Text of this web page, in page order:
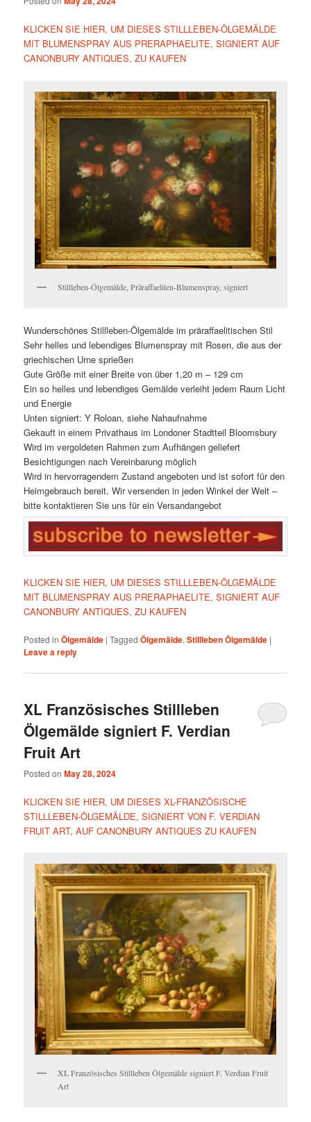
KLICKEN SIE HIER, UM DIESES STILLLEBEN-ÖLGEMÄLDE
MIT BLUMENSPRAY AUS PRERAPHAELITE, SIGNIERT AUF
CANONBURY ANTIQUES, ZU KAUFEN
Stillleben-Ölgemälde, Präraffaeliten-Blumenspray, signiert
Wunderschönes Stillleben-Ölgemälde im präraffaelitischen Stil
Sehr helles und lebendiges Blumenspray mit Rosen, die aus der
griechischen Urne sprießen
Gute Größe mit einer Breite von über 1,20 m – 129 cm
Ein so helles und lebendiges Gemälde verleiht jedem Raum Licht
und Energie
Unten signiert: Y Roloan, siehe Nahaufnahme
Gekauft in einem Privathaus im Londoner Stadtteil Bloomsbury
Wird im vergoldeten Rahmen zum Aufhängen geliefert
Besichtigungen nach Vereinbarung möglich
Wird in hervorragendem Zustand angeboten und ist sofort für den
Heimgebrauch bereit. Wir versenden in jeden Winkel der Welt –
bitte kontaktieren Sie uns für ein Versandangebot
KLICKEN SIE HIER, UM DIESES STILLLEBEN-ÖLGEMÄLDE
MIT BLUMENSPRAY AUS PRERAPHAELITE, SIGNIERT AUF
CANONBURY ANTIQUES, ZU KAUFEN
Posted in Ölgemälde |Tagged Ölgemälde,Stillleben Ölgemälde |
Leave a reply
XL Französisches Stillleben
Ölgemälde signiert F. Verdian
Fruit Art
Posted onMay 28, 2024
KLICKEN SIE HIER, UM DIESES XL-FRANZÖSISCHE
STILLLEBEN-ÖLGEMÄLDE, SIGNIERT VON F. VERDIAN
FRUIT ART, AUF CANONBURY ANTIQUES ZU KAUFEN
XL Französisches Stillleben Ölgemälde signiert F. Verdian Fruit
Art